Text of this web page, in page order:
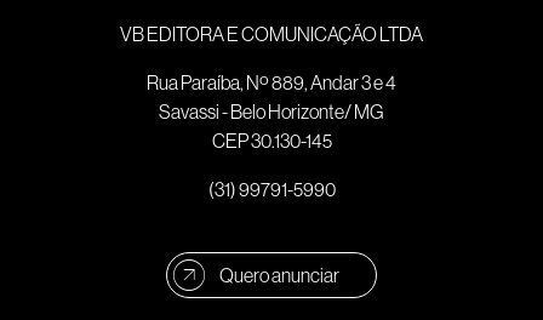
VB EDITORA E COMUNICAÇÃO LTDA
Rua Paraíba, Nº 889, Andar 3 e 4
Savassi - Belo Horizonte/ MG
CEP 30.130-145
(31) 99791-5990
Quero anunciar